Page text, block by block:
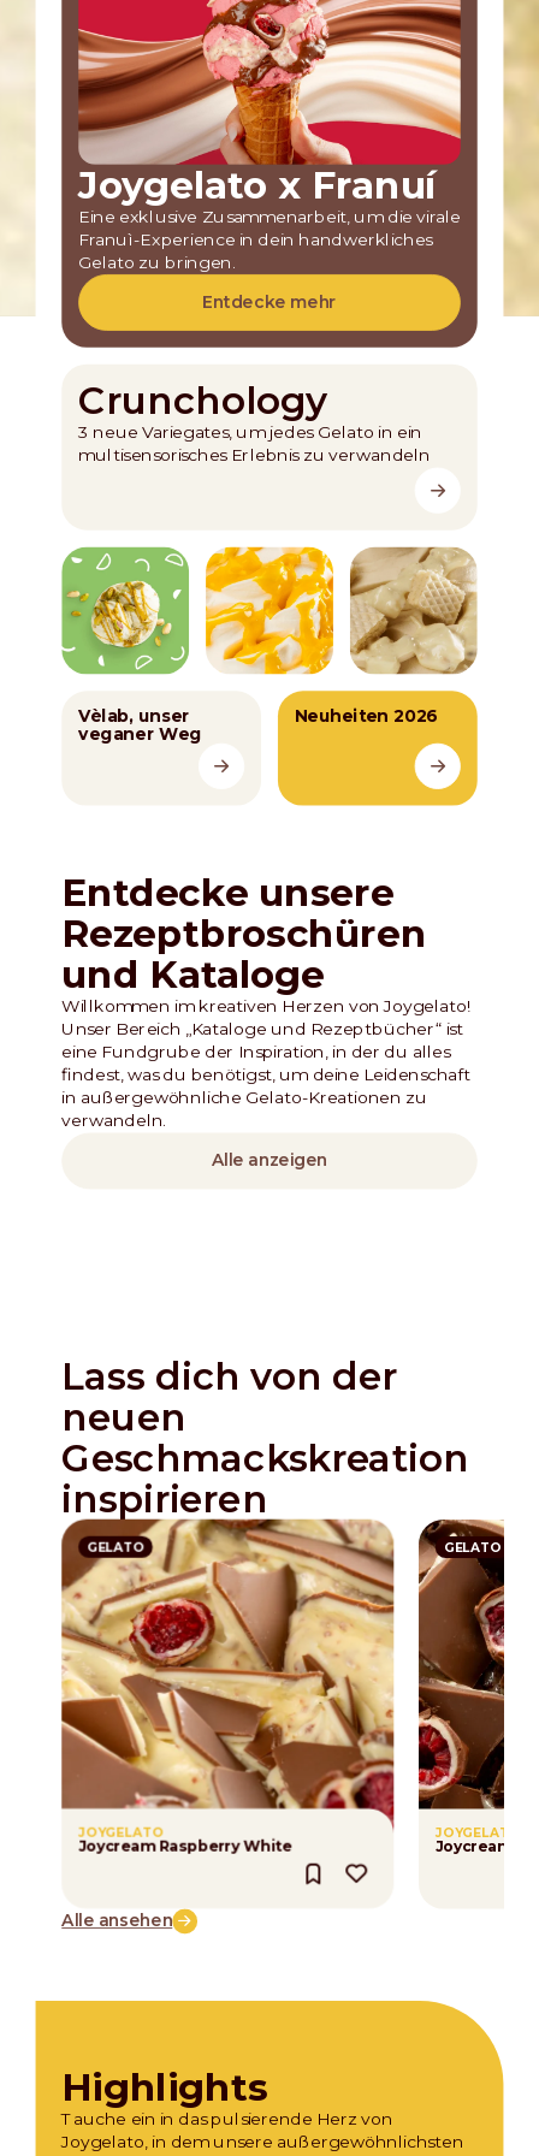
Joygelato x Franuí
Eine exklusive Zusammenarbeit, um die virale
Franuì-Experience in dein handwerkliches
Gelato zu bringen.
Entdecke mehr
Crunchology
3 neue Variegates, um jedes Gelato in ein
multisensorisches Erlebnis zu verwandeln
Vèlab, unser
veganer Weg
Neuheiten 2026
Entdecke unsere
Rezeptbroschüren
und Kataloge
Willkommen im kreativen Herzen von Joygelato!
Unser Bereich „Kataloge und Rezeptbücher“ ist
eine Fundgrube der Inspiration, in der du alles
findest, was du benötigst, um deine Leidenschaft
in außergewöhnliche Gelato-Kreationen zu
verwandeln.
Alle anzeigen
Lass dich von der
neuen
Geschmackskreation
inspirieren
GELATO
JOYGELATO
Joycream Raspberry White
GELATO
JOYGELATO
Joycream
Alle ansehen
Highlights
Tauche ein in das pulsierende Herz von
Joygelato, in dem unsere außergewöhnlichsten